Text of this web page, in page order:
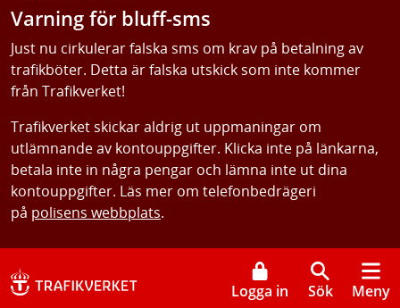
Varning för bluff-sms
Just nu cirkulerar falska sms om krav på betalning av
trafikböter. Detta är falska utskick som inte kommer
från Trafikverket!
Trafikverket skickar aldrig ut uppmaningar om
utlämnande av kontouppgifter. Klicka inte på länkarna,
betala inte in några pengar och lämna inte ut dina
kontouppgifter. Läs mer om telefonbedrägeri
på polisens webbplats.
Logga in Sök Meny